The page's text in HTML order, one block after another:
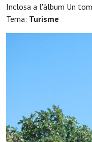
Inclosa a l'àlbum Un
Tema: Turisme